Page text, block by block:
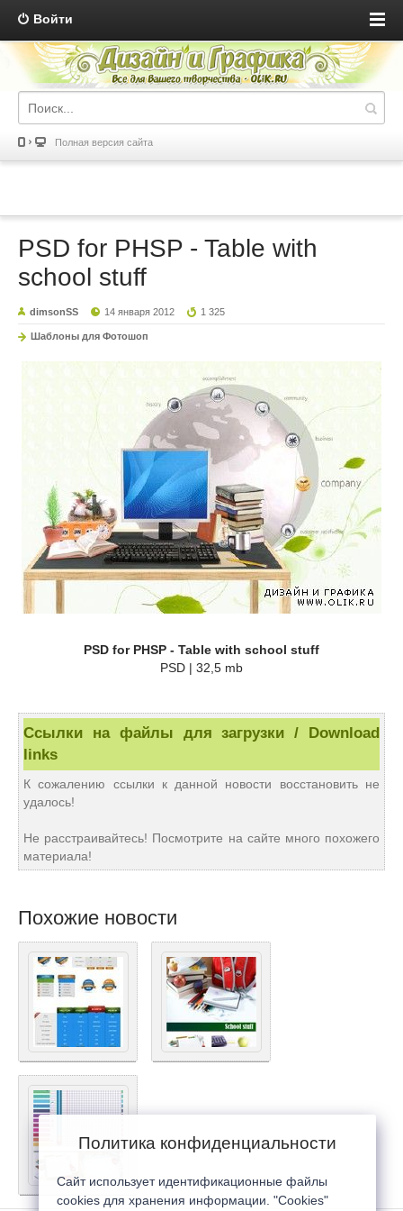
Войти
Полная версия сайта
PSD for PHSP - Table with
school stuff
dimsonSS 14 января 2012 1 325
Шаблоны для Фотошоп
PSD for PHSP - Table with school stuff
PSD | 32,5 mb
Ссылки на файлы для загрузки / Download
links
К сожалению ссылки к данной новости восстановить не
удалось!
Не расстраивайтесь! Посмотрите на сайте много похожего
материала!
Похожие новости
Политика конфиденциальности
Сайт использует идентификационные файлы
cookies для хранения информации. "Cookies"